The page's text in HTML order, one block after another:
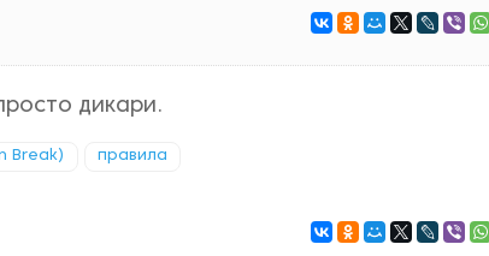
дикари.
Break) правила